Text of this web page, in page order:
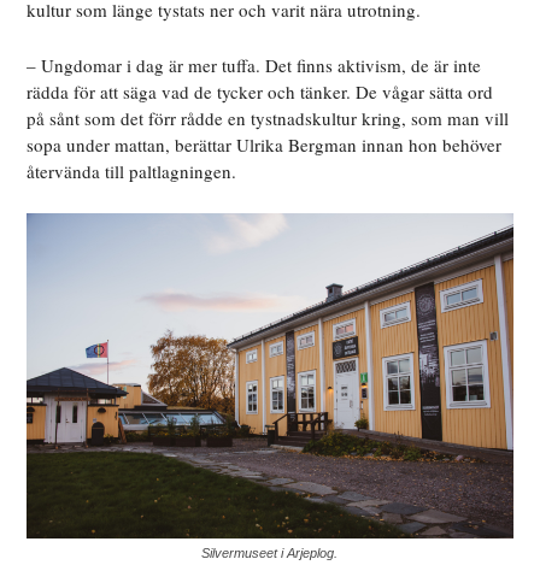
kultur som länge tystats ner och varit nära utrotning.
– Ungdomar i dag är mer tuffa. Det finns aktivism, de är inte
rädda för att säga vad de tycker och tänker. De vågar sätta ord
på sånt som det förr rådde en tystnadskultur kring, som man vill
sopa under mattan, berättar Ulrika Bergman innan hon behöver
återvända till paltlagningen.
Silvermuseet i Arjeplog.